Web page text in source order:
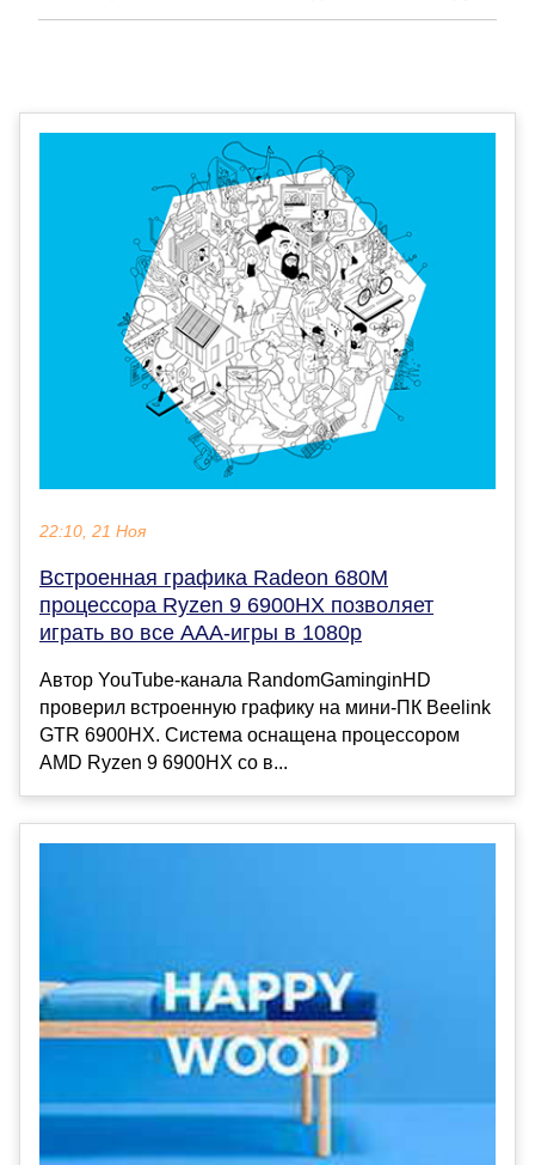
22:10, 21 Ноя
Встроенная графика Radeon 680M
процессора Ryzen 9 6900HX позволяет
играть во все ААА-игры в 1080p
Автор YouTube-канала RandomGaminginHD
проверил встроенную графику на мини-ПК Beelink
GTR 6900HX. Система оснащена процессором
AMD Ryzen 9 6900HX со в...